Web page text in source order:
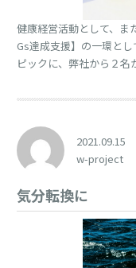
健康経営活動として、ま
Gs達成支援】の一環とし
ピックに、弊社から２
2021.09.15
w-project
気分転換に